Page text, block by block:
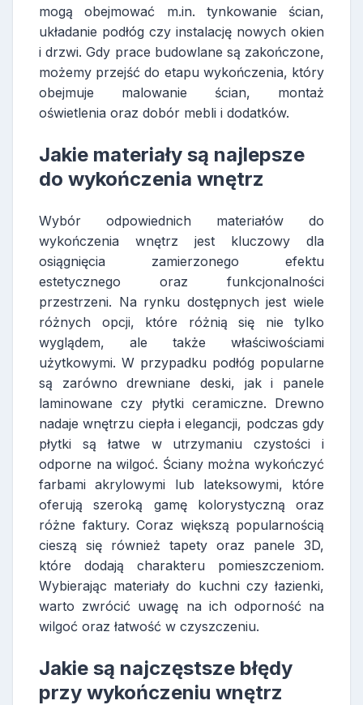
mogą obejmować m.in. tynkowanie ścian,
układanie podłóg czy instalację nowych okien
i drzwi. Gdy prace budowlane są zakończone,
możemy przejść do etapu wykończenia, który
obejmuje malowanie ścian, montaż
oświetlenia oraz dobór mebli i dodatków.
Jakie materiały są najlepsze
do wykończenia wnętrz
Wybór odpowiednich materiałów do
wykończenia wnętrz jest kluczowy dla
osiągnięcia zamierzonego efektu
estetycznego oraz funkcjonalności
przestrzeni. Na rynku dostępnych jest wiele
różnych opcji, które różnią się nie tylko
wyglądem, ale także właściwościami
użytkowymi. W przypadku podłóg popularne
są zarówno drewniane deski, jak i panele
laminowane czy płytki ceramiczne. Drewno
nadaje wnętrzu ciepła i elegancji, podczas gdy
płytki są łatwe w utrzymaniu czystości i
odporne na wilgoć. Ściany można wykończyć
farbami akrylowymi lub lateksowymi, które
oferują szeroką gamę kolorystyczną oraz
różne faktury. Coraz większą popularnością
cieszą się również tapety oraz panele 3D,
które dodają charakteru pomieszczeniom.
Wybierając materiały do kuchni czy łazienki,
warto zwrócić uwagę na ich odporność na
wilgoć oraz łatwość w czyszczeniu.
Jakie są najczęstsze błędy
przy wykończeniu wnętrz